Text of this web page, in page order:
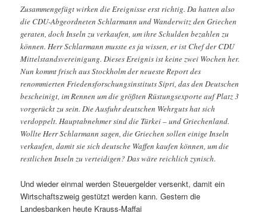
Zusammengefügt wirken die Ereignisse erst richtig. Da hatten also
die CDU-Abgeordneten Schlarmann und Wanderwitz den Griechen
geraten, doch Inseln zu verkaufen, um ihre Schulden bezahlen zu
können. Herr Schlarmann musste es ja wissen, er ist Chef der CDU
Mittelstandsvereinigung. Dieses Ereignis ist keine zwei Wochen her.
Nun kommt frisch aus Stockholm der neueste Report des
renommierten Friedensforschungsinstituts Sipri, das den Deutschen
bescheinigt, im Rennen um die größten Rüstungsexporte auf Platz 3
vorgerückt zu sein. Die Ausfuhr deutschen Wehrguts hat sich
verdoppelt. Hauptabnehmer sind die Türkei – und Griechenland.
Wollte Herr Schlarmann sagen, die Griechen sollen einige Inseln
verkaufen, damit sie sich deutsche Waffen kaufen können, um die
restlichen Inseln zu verteidigen? Das wäre reichlich zynisch.
Und wieder einmal werden Steuergelder versenkt, damit ein
Wirtschaftszweig gestützt werden kann. Gestern die
Landesbanken heute Krauss-Maffai